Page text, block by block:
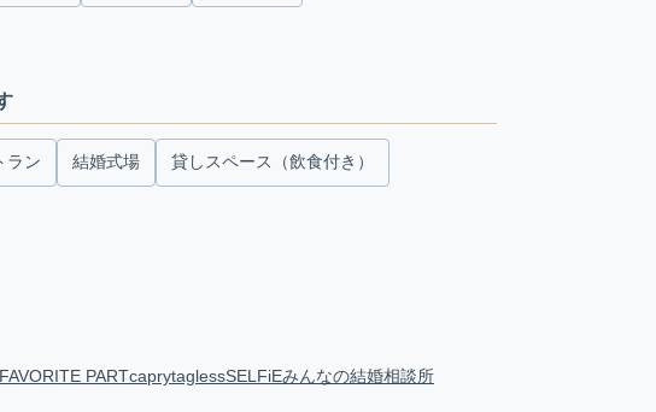
ラン 結婚式場 貸しスペース（飲食付き）
PARTcaprytaglessSELFiEみんなの結婚相談所